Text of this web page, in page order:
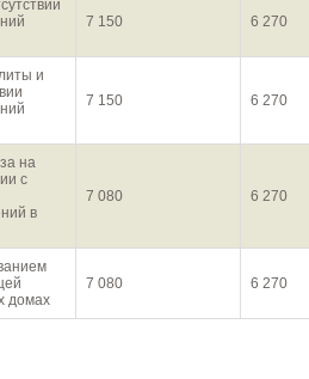
7 150 6 270
и
7 150 6 270
на
с
в
7 080 6 270
домах
7 080 6 270